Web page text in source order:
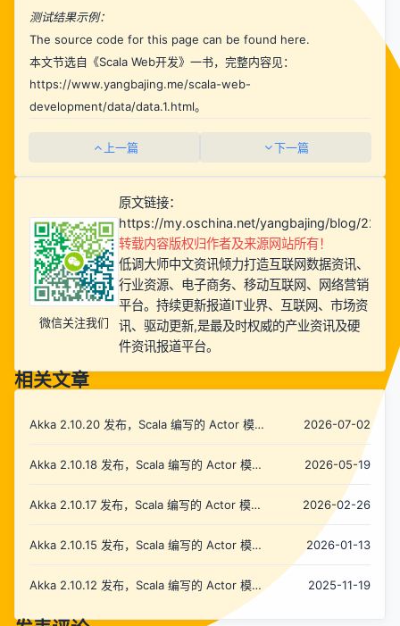
测试结果示例：
The source code for this page can be found here.
本文节选自《Scala Web开发》一书，完整内容见：
https://www.yangbajing.me/scala-web-
development/data/data.1.html。
上一篇 下一篇
微信关注我们
原文链接：
https://my.oschina.net/yangbajing/blog/
转载内容版权归作者及来源网站所有！
低调大师中文资讯倾力打造互联网数据资讯、
行业资源、电子商务、移动互联网、网络营销
平台。持续更新报道IT业界、互联网、市场资
讯、驱动更新,是最及时权威的产业资讯及硬
件资讯报道平台。
相关文章
Akka 2.10.20 发布，Scala 编写的 Actor 模型
2026-07-02
Akka 2.10.18 发布，Scala 编写的 Actor 模型
2026-05-19
Akka 2.10.17 发布，Scala 编写的 Actor 模型
2026-02-26
Akka 2.10.15 发布，Scala 编写的 Actor 模型
2026-01-13
Akka 2.10.12 发布，Scala 编写的 Actor 模型
2025-11-19